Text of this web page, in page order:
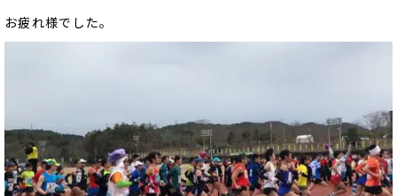
お疲れ様でした。